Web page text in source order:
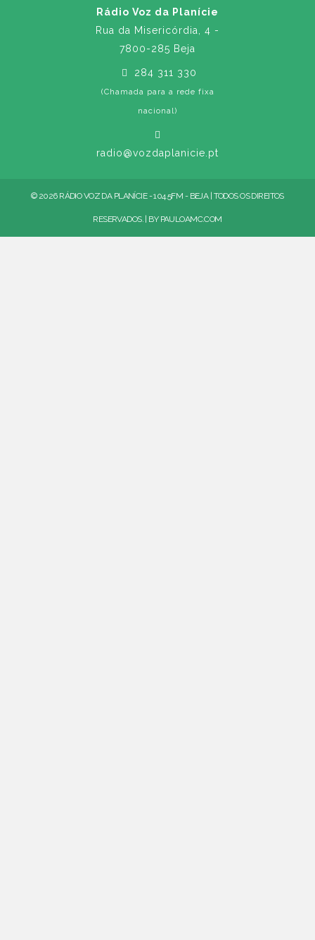
Rádio Voz da Planície
Rua da Misericórdia, 4 -
7800-285 Beja
284 311 330
(Chamada para a rede fixa
nacional)
radio@vozdaplanicie.pt
© 2026 RÁDIO VOZ DA PLANÍCIE - 104.5FM - BEJA | TODOS OS DIREITOS
RESERVADOS. | BY PAULOAMC.COM